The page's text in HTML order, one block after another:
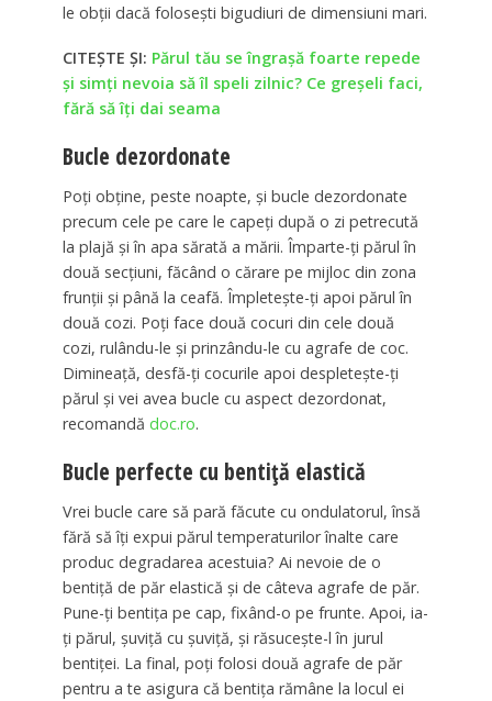
le obții dacă folosești bigudiuri de dimensiuni mari.
CITEȘTE ȘI: Părul tău se îngrașă foarte repede
și simți nevoia să îl speli zilnic? Ce greșeli faci,
fără să îți dai seama
Bucle dezordonate
Poți obține, peste noapte, și bucle dezordonate
precum cele pe care le capeți după o zi petrecută
la plajă și în apa sărată a mării. Împarte-ți părul în
două secțiuni, făcând o cărare pe mijloc din zona
frunții și până la ceafă. Împletește-ți apoi părul în
două cozi. Poți face două cocuri din cele două
cozi, rulându-le și prinzându-le cu agrafe de coc.
Dimineață, desfă-ți cocurile apoi despletește-ți
părul și vei avea bucle cu aspect dezordonat,
recomandă doc.ro.
Bucle perfecte cu bentiță elastică
Vrei bucle care să pară făcute cu ondulatorul, însă
fără să îți expui părul temperaturilor înalte care
produc degradarea acestuia? Ai nevoie de o
bentiță de păr elastică și de câteva agrafe de păr.
Pune-ți bentița pe cap, fixând-o pe frunte. Apoi, ia-
ți părul, șuviță cu șuviță, și răsucește-l în jurul
bentiței. La final, poți folosi două agrafe de păr
pentru a te asigura că bentița rămâne la locul ei